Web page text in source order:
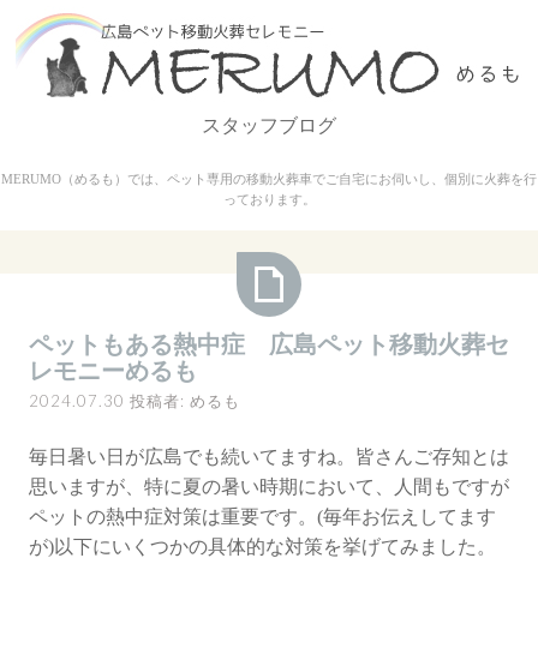
ン
スタッフブログ
MERUMO（めるも）では、ペット専用の移動火葬車でご自宅にお伺いし、個別に火葬を行
っております。
ペ
ッ
あ
る
熱
中
ペットもある熱中症 広島ペット移動火葬セ
レモニーめるも
2024.07.30 投稿者: めるも
毎日暑い日が広島でも続いてますね。皆さんご存知とは
思いますが、特に夏の暑い時期において、人間もですが
ペットの熱中症対策は重要です。(毎年お伝えしてます
が)以下にいくつかの具体的な対策を挙げてみました。